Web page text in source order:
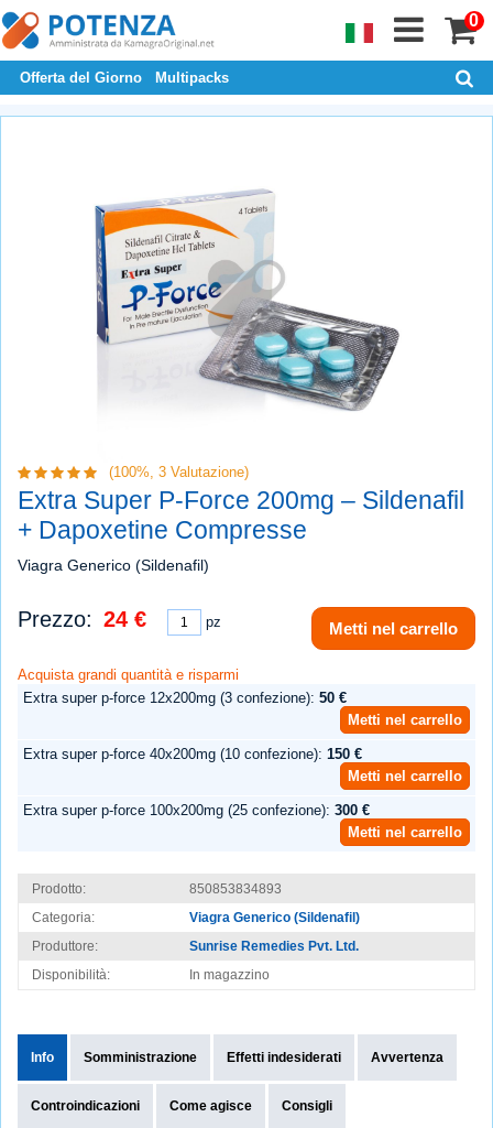
0
Offerta del Giorno Multipacks
(100%, 3 Valutazione)
Extra Super P-Force 200mg – Sildenafil
+ Dapoxetine Compresse
Viagra Generico (Sildenafil)
Prezzo: 24 € pz Metti nel carrello
Acquista grandi quantità e risparmi
Extra super p-force 12x200mg (3 confezione): 50 €
Metti nel carrello
Extra super p-force 40x200mg (10 confezione): 150 €
Metti nel carrello
Extra super p-force 100x200mg (25 confezione): 300 €
Metti nel carrello
Prodotto:
850853834893
Categoria:
Viagra Generico (Sildenafil)
Produttore:
Sunrise Remedies Pvt. Ltd.
Disponibilità:
In magazzino
Info Somministrazione Effetti indesiderati Avvertenza
Controindicazioni Come agisce Consigli